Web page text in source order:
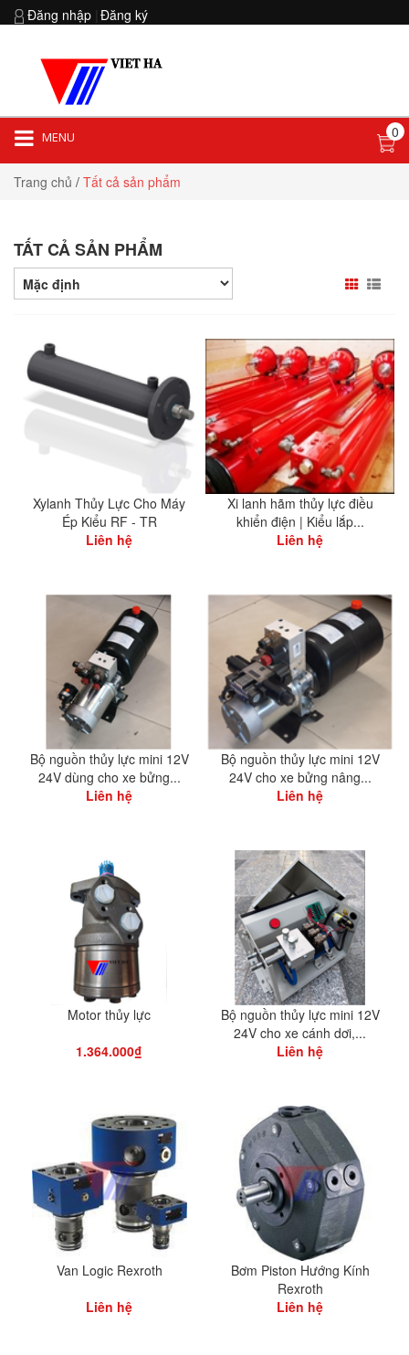
Đăng nhập Đăng ký
Hotline: 0903 852 854
MENU 0
Trang chủ / Tất cả sản phẩm
TẤT CẢ SẢN PHẨM
Xylanh Thủy Lực Cho Máy
Ép Kiểu RF - TR
Liên hệ
Xi lanh hãm thủy lực điều
khiển điện | Kiểu lắp...
Liên hệ
Bộ nguồn thủy lực mini 12V
24V dùng cho xe bửng...
Liên hệ
Bộ nguồn thủy lực mini 12V
24V cho xe bửng nâng...
Liên hệ
Motor thủy lực
1.364.000₫
Bộ nguồn thủy lực mini 12V
24V cho xe cánh dơi,...
Liên hệ
Van Logic Rexroth
Liên hệ
Bơm Piston Hướng Kính
Rexroth
Liên hệ